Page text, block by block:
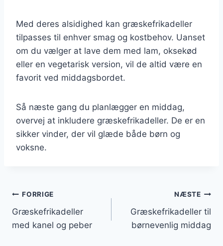
Med deres alsidighed kan græskefrikadeller
tilpasses til enhver smag og kostbehov. Uanset
om du vælger at lave dem med lam, oksekød
eller en vegetarisk version, vil de altid være en
favorit ved middagsbordet.
Så næste gang du planlægger en middag,
overvej at inkludere græskefrikadeller. De er en
sikker vinder, der vil glæde både børn og
voksne.
Indlægsnavigation
FORRIGE
Græskefrikadeller
med kanel og peber
NÆSTE
Græskefrikadeller til
børnevenlig middag